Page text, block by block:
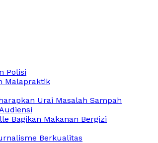
Polisi
Malapraktik
Urai Masalah Sampah
Bagikan Makanan Bergizi
Berkualitas